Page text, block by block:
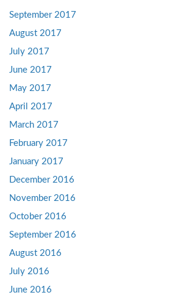
September 2017
August 2017
July 2017
June 2017
May 2017
April 2017
March 2017
February 2017
January 2017
December 2016
November 2016
October 2016
September 2016
August 2016
July 2016
June 2016